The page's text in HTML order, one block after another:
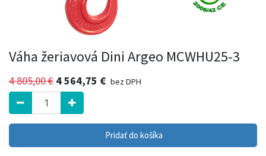
Váha žeriavová Dini Argeo MCWHU25-3
4 805,00€ 4 564,75 € bez DPH
Pridať do košíka